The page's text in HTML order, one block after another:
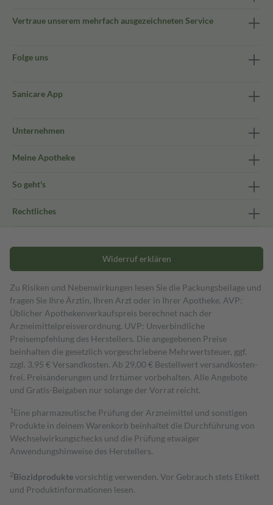
Vertraue unserem mehrfach ausgezeichneten Service
Folge uns
Sanicare App
Unternehmen
Meine Apotheke
So geht's
Rechtliches
Widerruf erklären
Zu Risiken und Nebenwirkungen lesen Sie die Packungsbeilage und
fragen Sie Ihre Ärztin, Ihren Arzt oder in Ihrer Apotheke. AVP:
Üblicher Apothekenverkaufspreis berechnet nach der
Arzneimittelpreisverordnung. UVP: Unverbindliche
Preisempfehlung des Herstellers. Die angegebenen Preise
beinhalten die gesetzlich vorgeschriebene Mehrwertsteuer, ggf.
zzgl. 3,95 € Versandkosten. Ab 29,00 € Bestell­wert versand­kosten­
frei. Preisänderungen und Irrtümer vorbehalten. Alle Angebote
und Gratis-Beigaben nur solange der Vorrat reicht.
1 Eine pharmazeutische Prüfung der Arzneimittel und sonstigen
Produkte in deinem Warenkorb beinhaltet die Durchführung von
Wechselwirkungschecks und die Prüfung etwaiger
Anwendungshinweise des Herstellers.
2Biozidproduktevorsichtig verwenden. Vor Gebrauch stets Etikett
und Produktinformationen lesen.